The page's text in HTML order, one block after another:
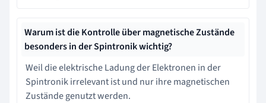
Warum ist die Kontrolle über magnetische Zustände
besonders in der Spintronik wichtig?
Weil die elektrische Ladung der Elektronen in der
Spintronik irrelevant ist und nur ihre magnetischen
Zustände genutzt werden.